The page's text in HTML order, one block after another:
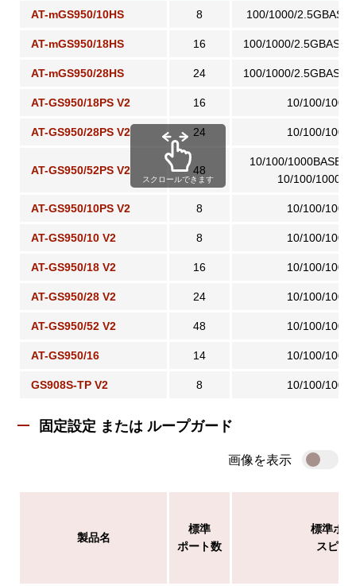
AT-mGS950/10HS 8 100/1000/
AT-mGS950/18HS 16 100/1000/
AT-mGS950/28HS 24 100/1000/
AT-GS950/18PS V2 16 10/100/
AT-GS950/28PS V2 24 10/100/
AT-GS950/52PS V2 48
10/100/1000BASE-
10/100/
AT-GS950/10PS V2 8 10/100/
AT-GS950/10 V2 8 10/100/
AT-GS950/18 V2 16 10/100/
AT-GS950/28 V2 24 10/100/
AT-GS950/52 V2 48 10/100/
AT-GS950/16 14 10/100/
GS908S-TP V2 8 10/100/
スクロールできます
固定設定 または ループガード
画像を表示
製品名
標準
ポート数
標準ポ
スピー